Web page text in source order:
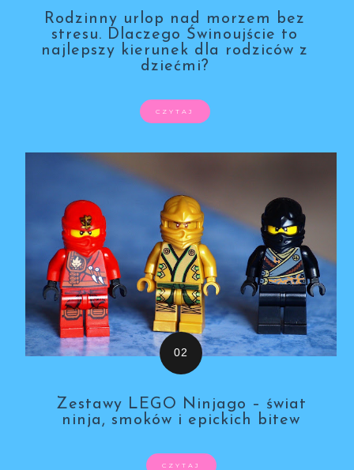
Rodzinny urlop nad morzem bez
stresu. Dlaczego Świnoujście to
najlepszy kierunek dla rodziców z
dziećmi?
CZYTAJ
Zestawy LEGO Ninjago – świat
ninja, smoków i epickich bitew
CZYTAJ